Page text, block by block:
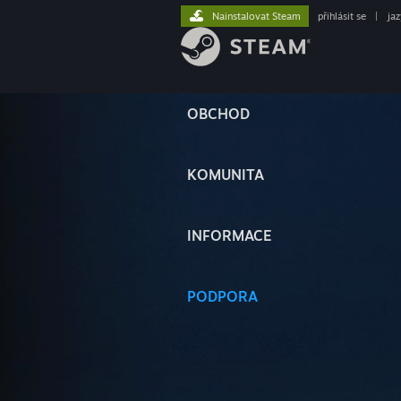
OBCHOD
KOMUNITA
INFORMACE
PODPORA
Nainstalovat Steam přihlásit se